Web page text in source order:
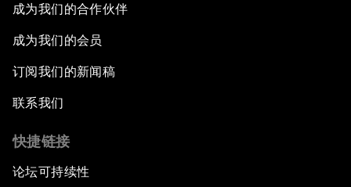
成为我们的合作伙伴
成为我们的会员
订阅我们的新闻稿
联系我们
快捷链接
论坛可持续性